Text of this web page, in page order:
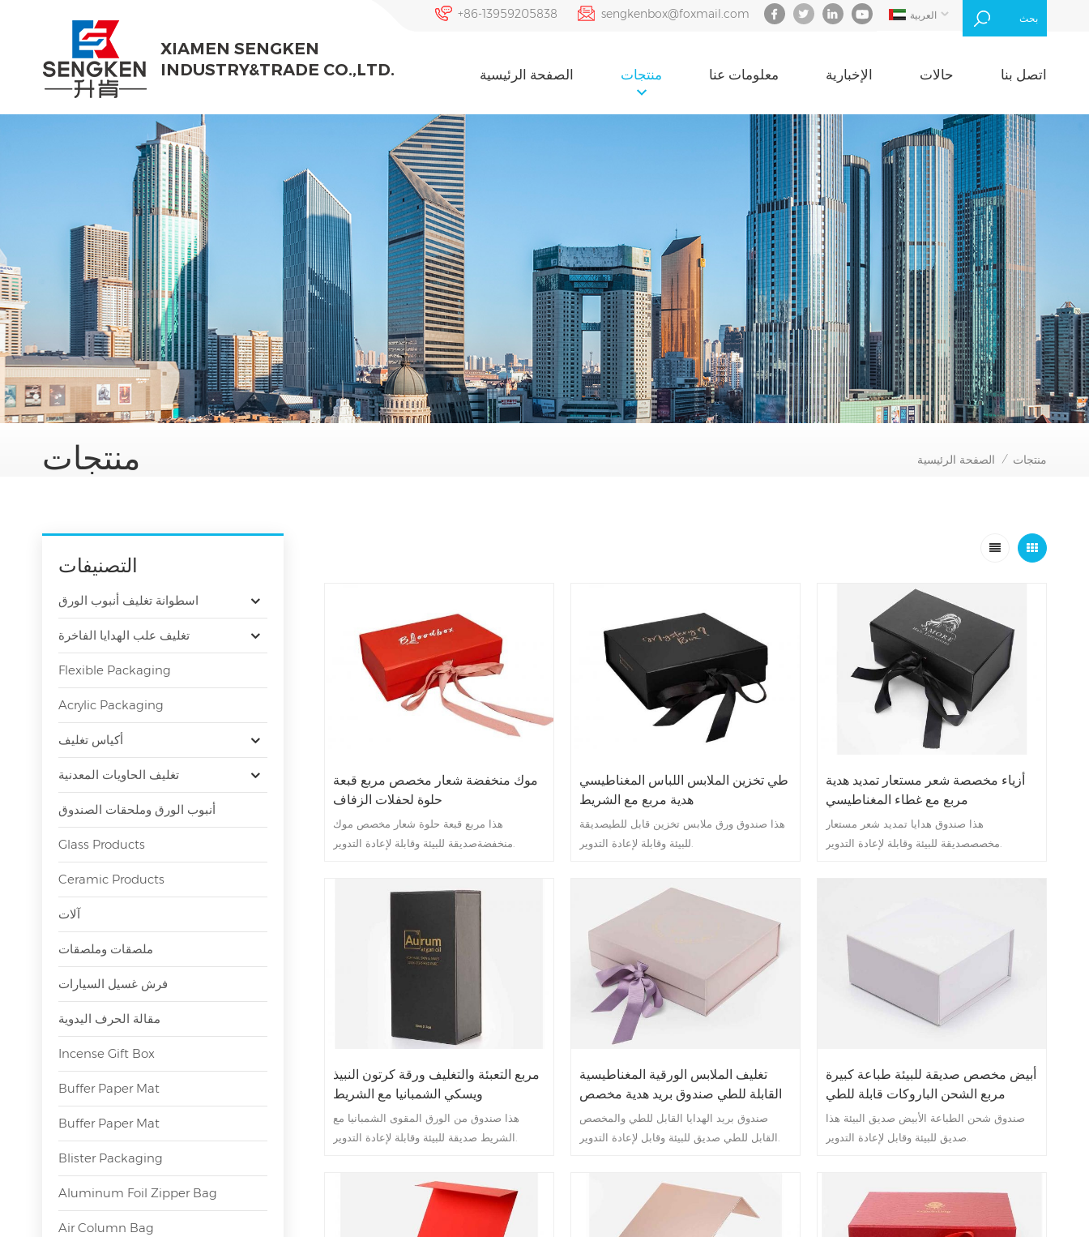
بحث العربية +86-13959205838 sengkenbox@foxmail.com
XIAMEN SENGKEN
INDUSTRY&TRADE CO.,LTD.
الصفحة الرئيسية منتجات معلومات عنا الإخبارية حالات اتصل بنا
منتجات الصفحة الرئيسية / منتجات
التصنيفات
اسطوانة تغليف أنبوب الورق
تغليف علب الهدايا الفاخرة
Flexible Packaging
Acrylic Packaging
أكياس تغليف
تغليف الحاويات المعدنية
أنبوب الورق وملحقات الصندوق
Glass Products
Ceramic Products
آلات
ملصقات وملصقات
فرش غسيل السيارات
مقالة الحرف اليدوية
Incense Gift Box
Buffer Paper Mat
Buffer Paper Mat
Blister Packaging
Aluminum Foil Zipper Bag
Air Column Bag
موك منخفضة شعار مخصص مربع قبعة
حلوة لحفلات الزفاف
هذا مربع قبعة حلوة شعار مخصص موك
طي تخزين الملابس اللباس المغناطيسي
هدية مربع مع الشريط
هذا صندوق ورق ملابس تخزين قابل للطيصديقة
أزياء مخصصة شعر مستعار تمديد هدية
مربع مع غطاء المغناطيسي
هذا صندوق هدايا تمديد شعر مستعار
مربع التعبئة والتغليف ورقة كرتون النبيذ
ويسكي الشمبانيا مع الشريط
هذا صندوق من الورق المقوى الشمبانيا مع
تغليف الملابس الورقية المغناطيسية
القابلة للطي صندوق بريد هدية مخصص
قابل للطي
صندوق بريد الهدايا القابل للطي والمخصص
أبيض مخصص صديقة للبيئة طباعة كبيرة
مربع الشحن الباروكات قابلة للطي
صندوق شحن الطباعة الأبيض صديق البيئة هذا